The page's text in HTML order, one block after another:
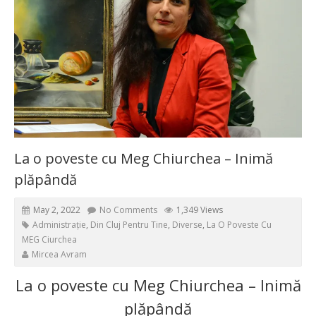
La o poveste cu Meg Chiurchea – Inimă
plăpândă
May 2, 2022 No Comments
1,349 Views
Administrație, Din Cluj Pentru Tine, Diverse, La O Poveste Cu
MEG Ciurchea
Mircea Avram
La o poveste cu Meg Chiurchea – Inimă
plăpândă